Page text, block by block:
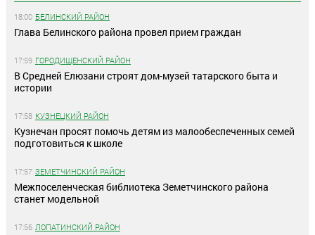
18:00 БЕЛИНСКИЙ РАЙОН
Глава Белинского района провел прием граждан
17:59 ГОРОДИЩЕНСКИЙ РАЙОН
В Средней Елюзани строят дом-музей татарского быта и
истории
17:58 КУЗНЕЦКИЙ РАЙОН
Кузнечан просят помочь детям из малообеспеченных семей
подготовиться к школе
17:57 ЗЕМЕТЧИНСКИЙ РАЙОН
Межпоселенческая библиотека Земетчинского района
станет модельной
17:56 ЛОПАТИНСКИЙ РАЙОН